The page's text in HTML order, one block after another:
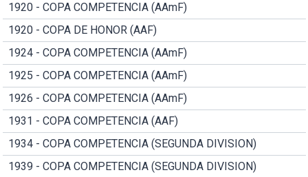
1920 - COPA COMPETENCIA (AAmF)
1920 - COPA DE HONOR (AAF)
1924 - COPA COMPETENCIA (AAmF)
1925 - COPA COMPETENCIA (AAmF)
1926 - COPA COMPETENCIA (AAmF)
1931 - COPA COMPETENCIA (AAF)
1934 - COPA COMPETENCIA (SEGUNDA DIVISION)
1939 - COPA COMPETENCIA (SEGUNDA DIVISION)